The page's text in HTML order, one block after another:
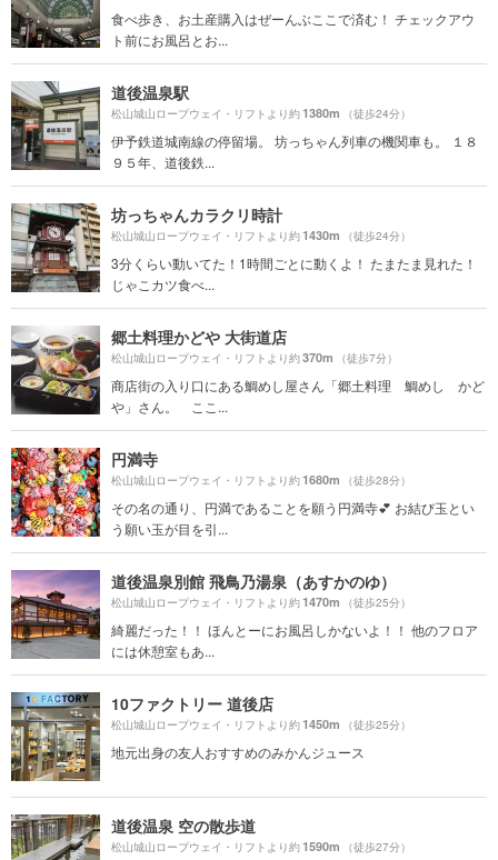
食べ歩き、お土産購入はぜーんぶここで済む！ チェックアウ
ト前にお風呂とお...
道後温泉駅
松山城山ロープウェイ・リフトより約1380m （徒歩24分）
伊予鉄道城南線の停留場。 坊っちゃん列車の機関車も。 １８
９５年、道後鉄...
坊っちゃんカラクリ時計
松山城山ロープウェイ・リフトより約1430m （徒歩24分）
3分くらい動いてた！1時間ごとに動くよ！ たまたま見れた！
じゃこカツ食べ...
郷土料理かどや 大街道店
松山城山ロープウェイ・リフトより約370m （徒歩7分）
商店街の入り口にある鯛めし屋さん「郷土料理 鯛めし かど
や」さん。 ここ...
円満寺
松山城山ロープウェイ・リフトより約1680m （徒歩28分）
その名の通り、円満であることを願う円満寺💕 お結び玉とい
う願い玉が目を引...
道後温泉別館 飛鳥乃湯泉（あすかのゆ）
松山城山ロープウェイ・リフトより約1470m （徒歩25分）
綺麗だった！！ ほんとーにお風呂しかないよ！！ 他のフロア
には休憩室もあ...
10ファクトリー 道後店
松山城山ロープウェイ・リフトより約1450m （徒歩25分）
地元出身の友人おすすめのみかんジュース
道後温泉 空の散歩道
松山城山ロープウェイ・リフトより約1590m （徒歩27分）